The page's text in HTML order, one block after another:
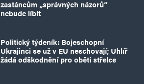
zastáncům „správných názorů“
nebude líbit
Politický týdeník: Bojeschopní
Ukrajinci se už v EU neschovají; Uhlíř
žádá odškodnění pro oběti střelce